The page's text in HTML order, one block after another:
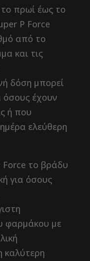
πρωί έως το
P Force
από το
και τις
δόση μπορεί
όσους έχουν
ή που
ελεύθερη
Force το βράδυ
για όσους
φαρμάκου με
καλύτερη